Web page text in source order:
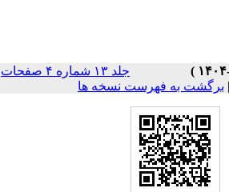
جلد ۱۳ شماره ۴ صفحات
برگشت به فهرست نسخه ها